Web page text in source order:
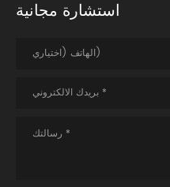
استشارة مجانية